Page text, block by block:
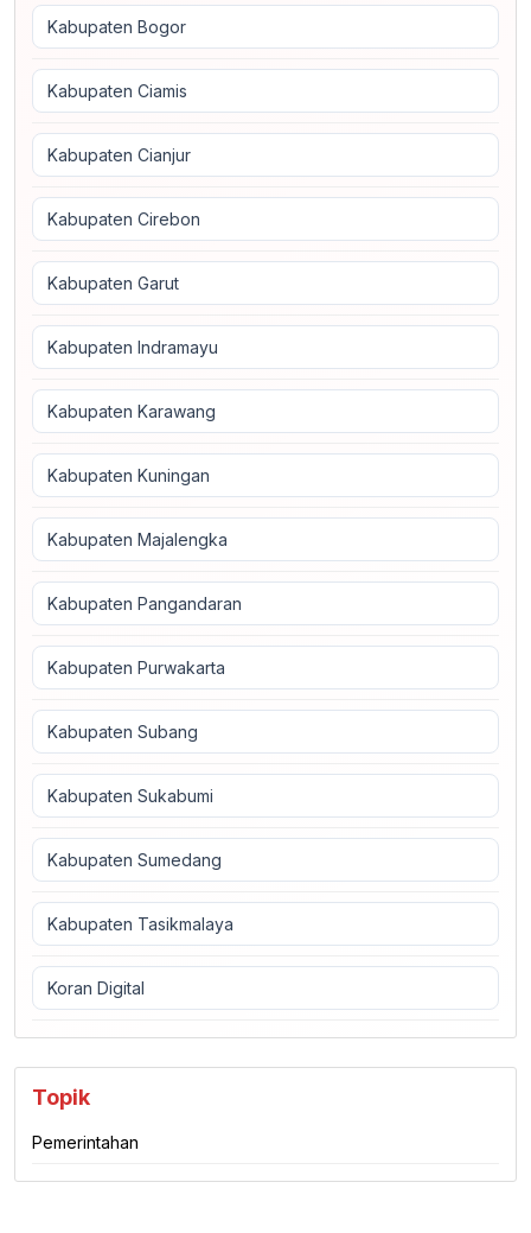
Kabupaten Bogor
Kabupaten Ciamis
Kabupaten Cianjur
Kabupaten Cirebon
Kabupaten Garut
Kabupaten Indramayu
Kabupaten Karawang
Kabupaten Kuningan
Kabupaten Majalengka
Kabupaten Pangandaran
Kabupaten Purwakarta
Kabupaten Subang
Kabupaten Sukabumi
Kabupaten Sumedang
Kabupaten Tasikmalaya
Koran Digital
Topik
Pemerintahan